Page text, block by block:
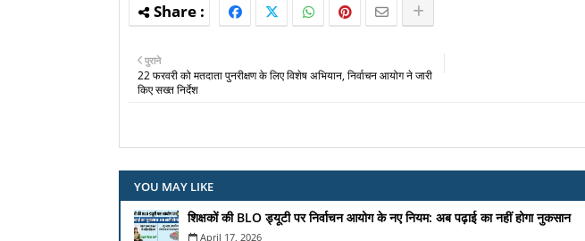
पुराने
22 फरवरी को मतदाता पुनरीक्षण के लिए विशेष अभियान, निर्वाचन आयोग ने जारी
किए सख्त निर्देश
YOU MAY LIKE
शिक्षकों की BLO ड्यूटी पर निर्वाचन आयोग के नए नियम: अब पढ़ाई का नहीं होगा नुकसान
April 17, 2026